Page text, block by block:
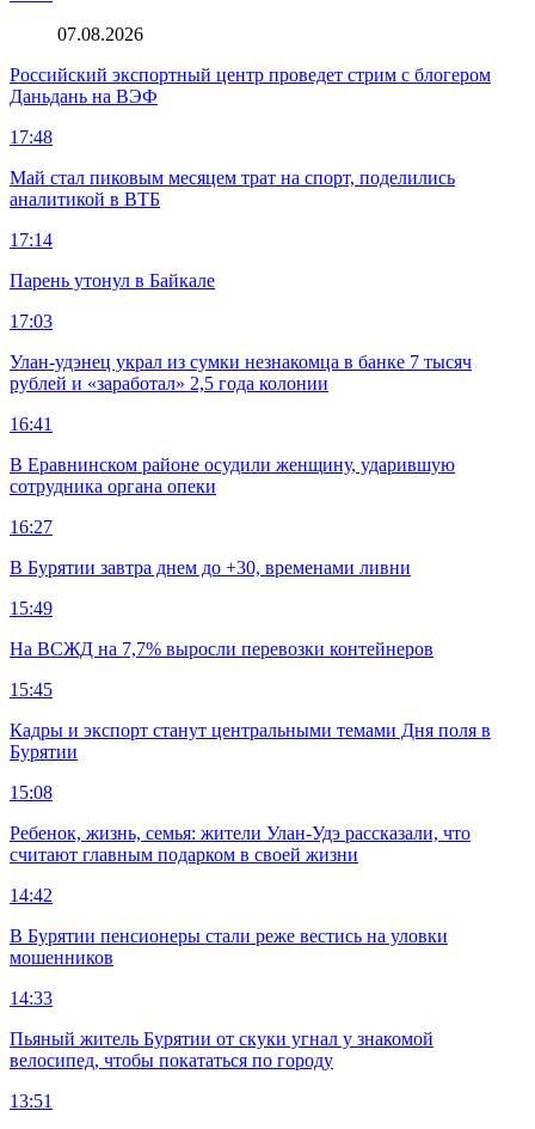
07.08.2026
Российский экспортный центр проведет стрим с блогером
Даньдань на ВЭФ
17:48
Май стал пиковым месяцем трат на спорт, поделились
аналитикой в ВТБ
17:14
Парень утонул в Байкале
17:03
Улан-удэнец украл из сумки незнакомца в банке 7 тысяч
рублей и «заработал» 2,5 года колонии
16:41
В Еравнинском районе осудили женщину, ударившую
сотрудника органа опеки
16:27
В Бурятии завтра днем до +30, временами ливни
15:49
На ВСЖД на 7,7% выросли перевозки контейнеров
15:45
Кадры и экспорт станут центральными темами Дня поля в
Бурятии
15:08
Ребенок, жизнь, семья: жители Улан-Удэ рассказали, что
считают главным подарком в своей жизни
14:42
В Бурятии пенсионеры стали реже вестись на уловки
мошенников
14:33
Пьяный житель Бурятии от скуки угнал у знакомой
велосипед, чтобы покататься по городу
13:51